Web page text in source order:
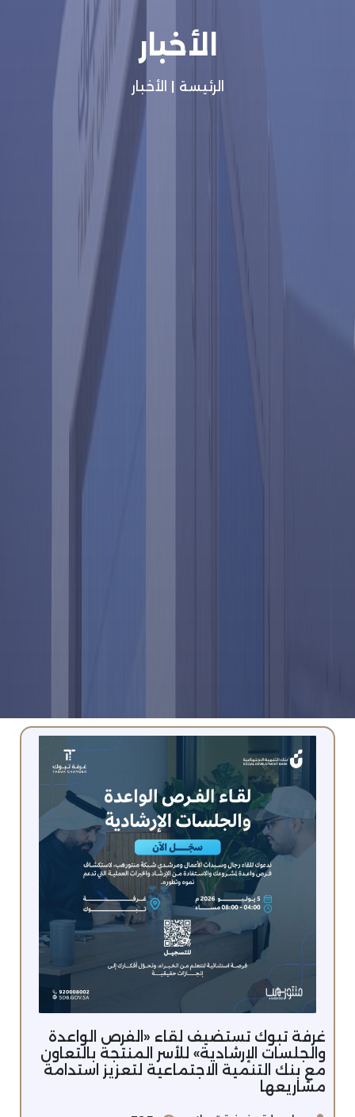
الأخبار
الرئيسة | الأخبار
غرفة تبوك تستضيف لقاء «الفرص الواعدة
والجلسات الإرشادية» للأسر المنتجة بالتعاون
مع بنك التنمية الاجتماعية لتعزيز استدامة
مشاريعها